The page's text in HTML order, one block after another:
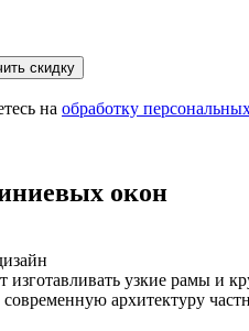
скидку
на обработку
окон
узкие рамы и
архитектуру